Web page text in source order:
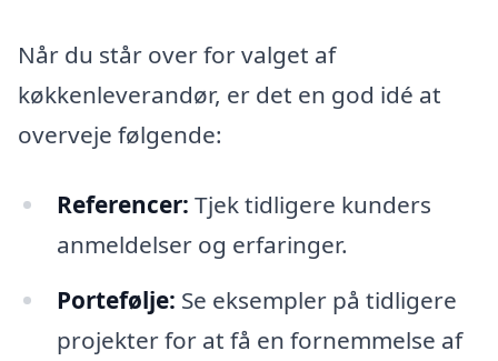
Når du står over for valget af
køkkenleverandør, er det en god idé at
overveje følgende:
Referencer: Tjek tidligere kunders
anmeldelser og erfaringer.
Portefølje: Se eksempler på tidligere
projekter for at få en fornemmelse af